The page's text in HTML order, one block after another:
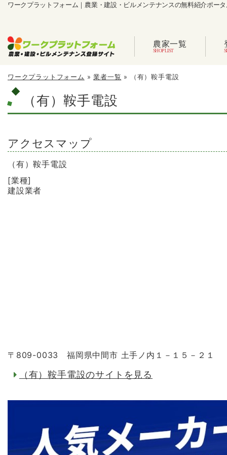
ワークプラットフォーム｜農業・建設・ビルメンテナンスの無料紹介ポー
農家一覧
ワークプラットフォーム »業者一覧 » （有）鞍手電設
（有）鞍手電設
アクセスマップ
（有）鞍手電設
[業種]
建設業者
〒809-0033 福岡県中間市 土手ノ内１－１５－２１
（有）鞍手電設のサイトを見る